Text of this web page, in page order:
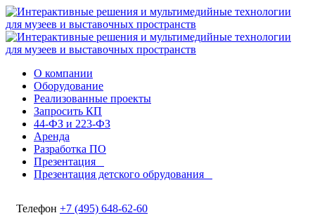
О компании
Оборудование
Реализованные проекты
Запросить КП
44-ФЗ и 223-ФЗ
Аренда
Разработка ПО
Презентация
Презентация детского обрудования
Телефон +7 (495) 648-62-60